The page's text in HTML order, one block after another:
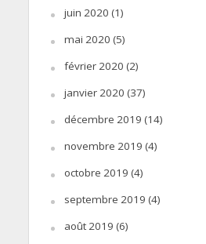
juin 2020 (1)
mai 2020 (5)
février 2020 (2)
janvier 2020 (37)
décembre 2019 (14)
novembre 2019 (4)
octobre 2019 (4)
septembre 2019 (4)
août 2019 (6)